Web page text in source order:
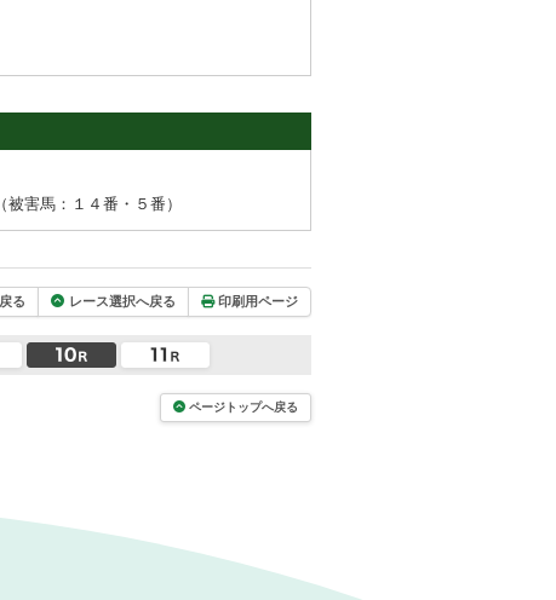
害馬：１４番・５番）
る レース選択へ戻る 印刷用ページ
ページトップへ戻る